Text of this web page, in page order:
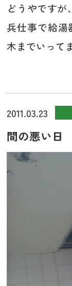
どうやです
兵仕事で給湯
木までいって
2011.03.23
間の悪い日